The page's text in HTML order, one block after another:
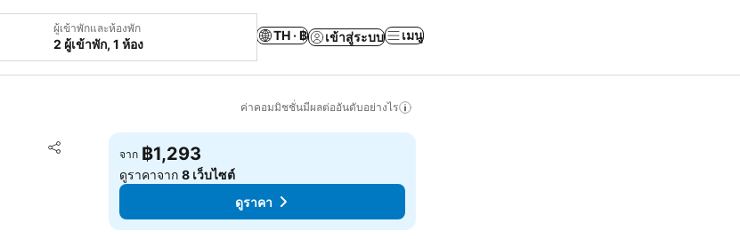
ผู้เข้าพักและห้องพัก
2 ผู้เข้าพัก, 1 ห้อง
TH · ฿ เข้าสู่ระบบ เมนู
ค่าคอมมิชชั่นมีผลต่ออันดับอย่างไร
แชร์
เพิ่มในรายการโปรด
จาก ฿1,293
ดูราคาจาก8 เว็บไซต์
ดูราคา